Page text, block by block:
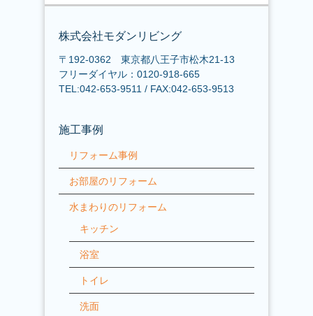
株式会社モダンリビング
〒192-0362 東京都八王子市松木21-13
フリーダイヤル：0120-918-665
TEL:042-653-9511 / FAX:042-653-9513
施工事例
リフォーム事例
お部屋のリフォーム
水まわりのリフォーム
キッチン
浴室
トイレ
洗面